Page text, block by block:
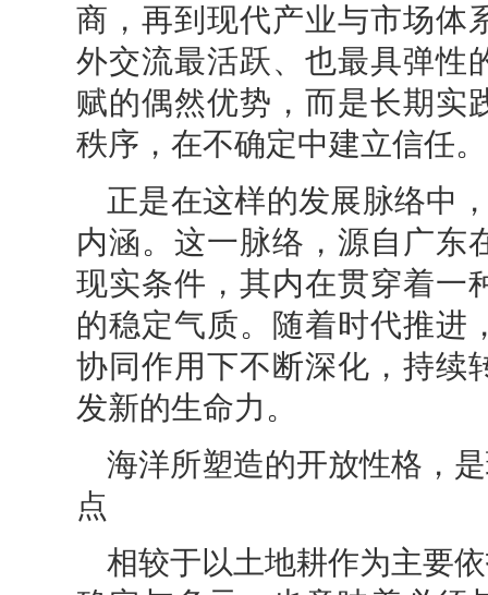
商，再到现代产业与市场体
外交流最活跃、也最具弹性
赋的偶然优势，而是长期实
秩序，在不确定中建立信任。
正是在这样的发展脉络中
内涵。这一脉络，源自广东
现实条件，其内在贯穿着一
的稳定气质。随着时代推进
协同作用下不断深化，持续
发新的生命力。
海洋所塑造的开放性格，
点
相较于以土地耕作为主要